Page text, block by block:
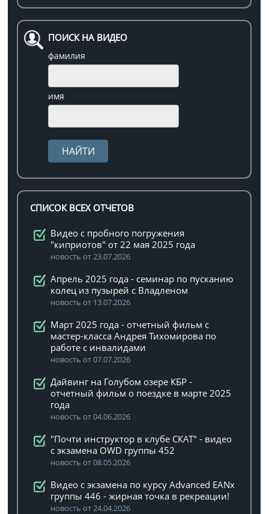
ПОИСК НА ВИДЕО
фамилия
имя
СПИСОК ВСЕХ ОТЧЕТОВ
Видео с пробного погружения
"киприотов" от 22 мая 2025 года
новость от 23.07.2026
Апрель 2025 года - семинар по пусканию
колец из пузырей с Владленом
новость от 13.07.2026
Март 2025 года - отчетный фильм с
мастер-класса Андрея Тихомирова по
работе с инвалидами
новость от 07.07.2026
Дайвинг на Голубом озере КБР -
отчетный фильм о поездке в марте 2025
года
новость от 04.06.2026
"Почти инструктор в клубе СКАТ" - видео
с экзамена OWD группы 452
новость от 08.05.2026
Видео с экзамена по курсу Advanced EANx
группы 446 - жирная точка в рекреации!
новость от 24.04.2026